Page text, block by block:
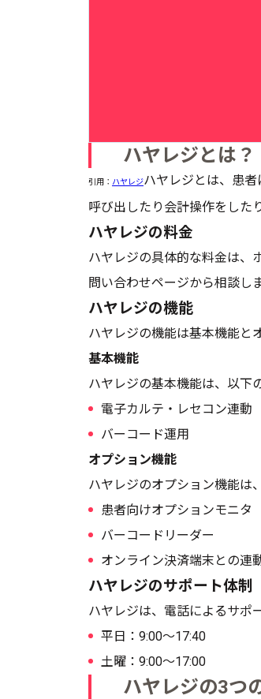
ハヤレジとは？
引用： ハヤレジハヤレジとは、患
呼び出したり会計操作をした
ハヤレジの料金
ハヤレジの具体的な料金は、
問い合わせページから相談し
ハヤレジの機能
ハヤレジの機能は基本機能と
基本機能
ハヤレジの基本機能は、以下
電子カルテ・レセコン連動
バーコード運用
オプション機能
ハヤレジのオプション機能は
患者向けオプションモニタ
バーコードリーダー
オンライン決済端末との連
ハヤレジのサポート体制
ハヤレジは、電話によるサポ
平日：9:00〜17:40
土曜：9:00〜17:00
ハヤレジの3つ